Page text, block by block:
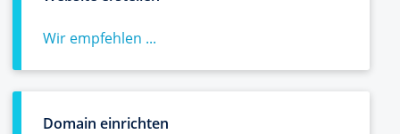
Wir empfehlen ...
Domain einrichten